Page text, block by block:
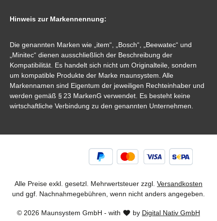
Hinweis zur Markennennung:
Die genannten Marken wie „item“, „Bosch“, „Beewatec“ und
„Minitec“ dienen ausschließlich der Beschreibung der
Kompatibilität. Es handelt sich nicht um Originalteile, sondern
um kompatible Produkte der Marke maunsystem. Alle
Markennamen sind Eigentum der jeweiligen Rechteinhaber und
werden gemäß § 23 MarkenG verwendet. Es besteht keine
wirtschaftliche Verbindung zu den genannten Unternehmen.
© 2026 Maunsystem GmbH - with by Digital Nativ GmbH
Alle Preise exkl. gesetzl. Mehrwertsteuer zzgl. Versandkosten
und ggf. Nachnahmegebühren, wenn nicht anders angegeben.